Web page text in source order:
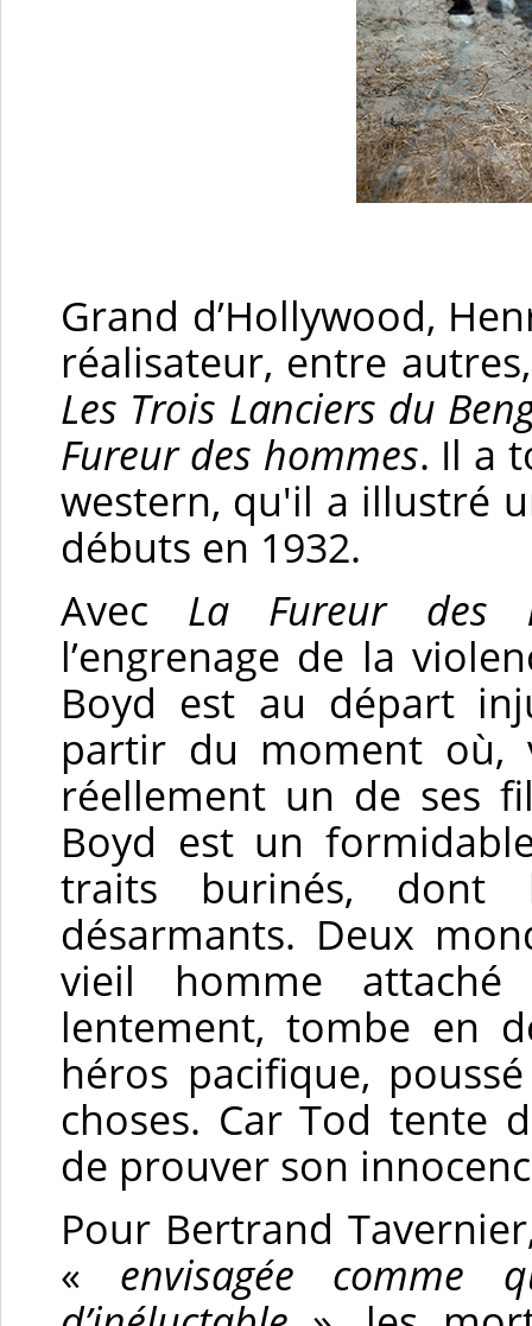
Grand d’Hollywood,
réalisateur, entre
Les Trois Lanciers du
Fureur des hommes. Il a
western, qu'il a illustré
débuts en 1932.
Avec La Fureur des
l’engrenage de la
Boyd est au départ
partir du moment où,
réellement un de ses
Boyd est un
traits burinés, dont
désarmants. Deux
vieil homme
lentement, tombe en
héros pacifique,
choses. Car Tod tente
de prouver son
Pour Bertrand
« envisagée comme